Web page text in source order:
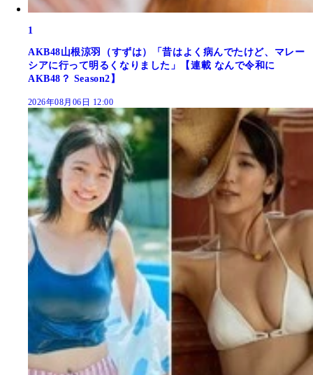
1
AKB48山根涼羽（すずは）「昔はよく病んでたけど、マレー
シアに行って明るくなりました」【連載 なんで令和に
AKB48？ Season2】
2026年08月06日 12:00